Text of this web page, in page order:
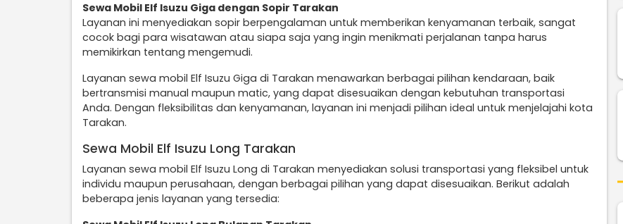
Sewa Mobil Elf Isuzu Giga dengan Sopir Tarakan
Layanan ini menyediakan sopir berpengalaman untuk memberikan kenyamanan terbaik, sangat
cocok bagi para wisatawan atau siapa saja yang ingin menikmati perjalanan tanpa harus
memikirkan tentang mengemudi.
Layanan sewa mobil Elf Isuzu Giga di Tarakan menawarkan berbagai pilihan kendaraan, baik
bertransmisi manual maupun matic, yang dapat disesuaikan dengan kebutuhan transportasi
Anda. Dengan fleksibilitas dan kenyamanan, layanan ini menjadi pilihan ideal untuk menjelajahi kota
Tarakan.
Sewa Mobil Elf Isuzu Long Tarakan
Layanan sewa mobil Elf Isuzu Long di Tarakan menyediakan solusi transportasi yang fleksibel untuk
individu maupun perusahaan, dengan berbagai pilihan yang dapat disesuaikan. Berikut adalah
beberapa jenis layanan yang tersedia: